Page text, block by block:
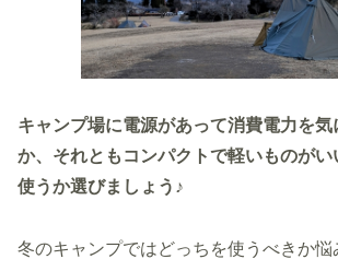
キャンプ場に電源があって消費電力を気
か、それともコンパクトで軽いものがい
使うか選びましょう♪
冬のキャンプではどっちを使うべきか悩